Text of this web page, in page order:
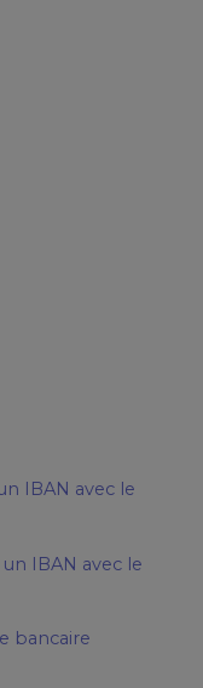
IBAN avec le
IBAN avec le
bancaire